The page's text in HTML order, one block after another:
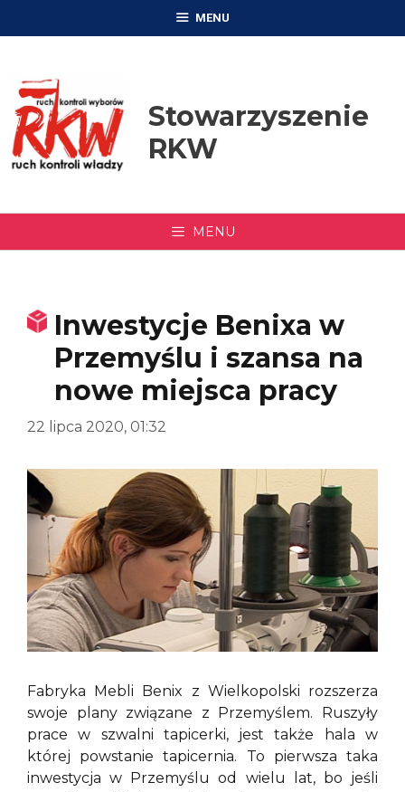
MENU
Stowarzyszenie
RKW
MENU
Inwestycje Benixa w
Przemyślu i szansa na
nowe miejsca pracy
22 lipca 2020, 01:32
Fabryka Mebli Benix z Wielkopolski rozszerza
swoje plany związane z Przemyślem. Ruszyły
prace w szwalni tapicerki, jest także hala w
której powstanie tapicernia. To pierwsza taka
inwestycja w Przemyślu od wielu lat, bo jeśli